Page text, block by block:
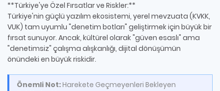
**Türkiye'ye Özel Fırsatlar ve Riskler:**
Türkiye'nin güçlü yazılım ekosistemi, yerel mevzuata (KVKK,
VUK) tam uyumlu "denetim botları" geliştirmek için büyük bir
fırsat sunuyor. Ancak, kültürel olarak "güven esaslı" ama
"denetimsiz" çalışma alışkanlığı, dijital dönüşümün
önündeki en büyük riskidir.
Önemli Not:Harekete Geçmeyenleri Bekleyen